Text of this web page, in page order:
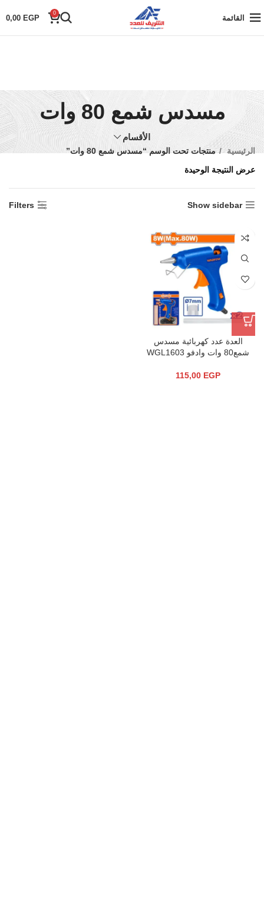
القائمة
0
0,00 EGP
مسدس شمع 80 وات
الأقسام
الرئيسية
منتجات تحت الوسم “مسدس شمع 80 وات”
عرض النتيجة الوحيدة
Show sidebar
Filters
العدة عدد كهربائية مسدس
شمع80 وات وادفو WGL1603
115,00 EGP